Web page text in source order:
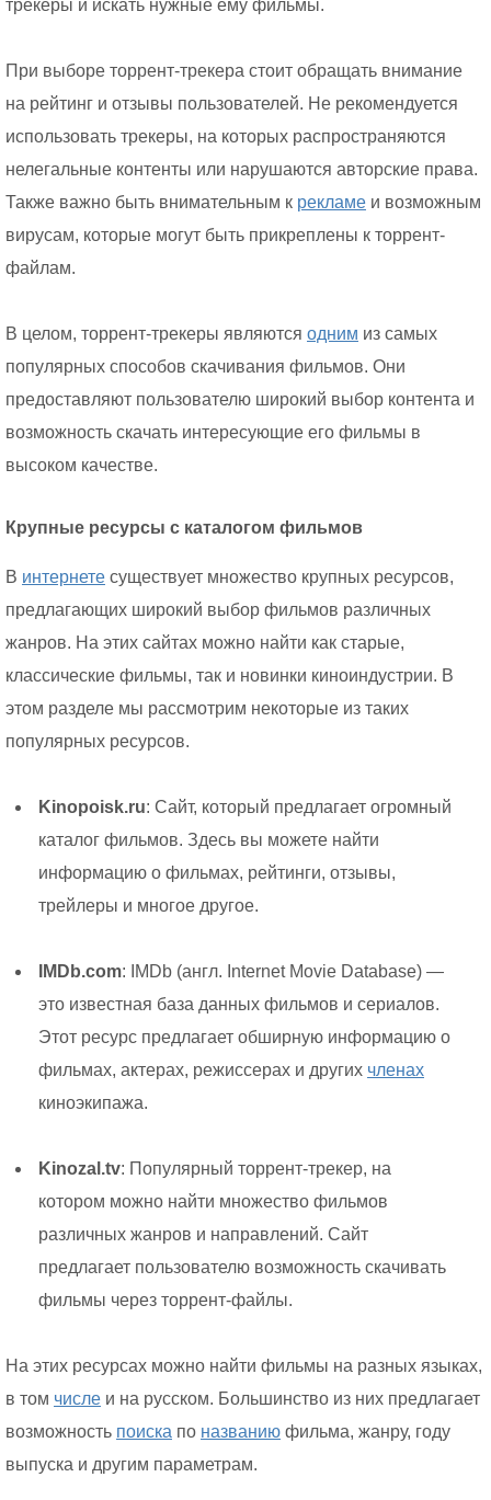
трекеры и искать нужные ему фильмы.
При выборе торрент-трекера стоит обращать внимание
на рейтинг и отзывы пользователей. Не рекомендуется
использовать трекеры, на которых распространяются
нелегальные контенты или нарушаются авторские права.
Также важно быть внимательным к рекламе и возможным
вирусам, которые могут быть прикреплены к торрент-
файлам.
В целом, торрент-трекеры являются одним из самых
популярных способов скачивания фильмов. Они
предоставляют пользователю широкий выбор контента и
возможность скачать интересующие его фильмы в
высоком качестве.
Крупные ресурсы с каталогом фильмов
В интернете существует множество крупных ресурсов,
предлагающих широкий выбор фильмов различных
жанров. На этих сайтах можно найти как старые,
классические фильмы, так и новинки киноиндустрии. В
этом разделе мы рассмотрим некоторые из таких
популярных ресурсов.
Kinopoisk.ru: Сайт, который предлагает огромный
каталог фильмов. Здесь вы можете найти
информацию о фильмах, рейтинги, отзывы,
трейлеры и многое другое.
IMDb.com: IMDb (англ. Internet Movie Database) —
это известная база данных фильмов и сериалов.
Этот ресурс предлагает обширную информацию о
фильмах, актерах, режиссерах и других членах
киноэкипажа.
Kinozal.tv: Популярный торрент-трекер, на
котором можно найти множество фильмов
различных жанров и направлений. Сайт
предлагает пользователю возможность скачивать
фильмы через торрент-файлы.
На этих ресурсах можно найти фильмы на разных языках,
в том числе и на русском. Большинство из них предлагает
возможность поиска по названию фильма, жанру, году
выпуска и другим параметрам.